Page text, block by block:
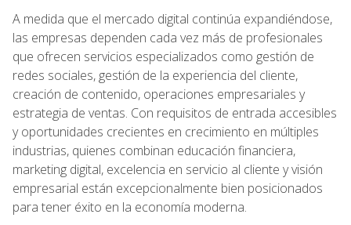
A medida que el mercado digital continúa expandiéndose,
las empresas dependen cada vez más de profesionales
que ofrecen servicios especializados como gestión de
redes sociales, gestión de la experiencia del cliente,
creación de contenido, operaciones empresariales y
estrategia de ventas. Con requisitos de entrada accesibles
y oportunidades crecientes en crecimiento en múltiples
industrias, quienes combinan educación financiera,
marketing digital, excelencia en servicio al cliente y visión
empresarial están excepcionalmente bien posicionados
para tener éxito en la economía moderna.